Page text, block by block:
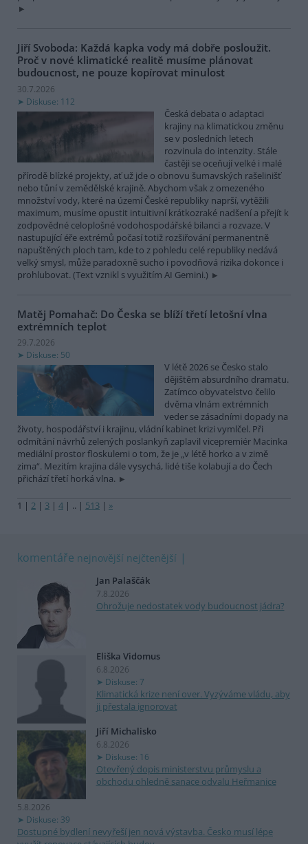
Jiří Svoboda: Každá kapka vody má dobře posloužit.
Proč v nové klimatické realitě musíme plánovat
budoucnost, ne pouze kopírovat minulost
30.7.2026
Diskuse: 112
Česká debata o adaptaci
krajiny na klimatickou změnu
se v posledních letech
rozvinula do intenzity. Stále
častěji se oceňují velké i malé
přírodě blízké projekty, ať už jde o obnovu šumavských rašelinišť
nebo tůní v zemědělské krajině. Abychom však z omezeného
množství vody, které na území České republiky naprší, vytěžili
maximum, musíme opustit intuitivní krátkozraké nadšení a přejít k
zodpovědné celoplošné vodohospodářské bilanci a rozvaze. V
nastupující éře extrémů počasí totiž rozšiřování permanentně
napuštěných ploch tam, kde to z pohledu celé republiky nedává
velký smysl, může paradoxně sucho i povodňová rizika dokonce i
prohlubovat. (Text vznikl s využitím AI Gemini.)
Matěj Pomahač: Do Česka se blíží třetí letošní vlna
extrémních teplot
29.7.2026
Diskuse: 50
V létě 2026 se Česko stalo
dějištěm absurdního dramatu.
Zatímco obyvatelstvo čelilo
dvěma vlnám extrémních
veder se zásadními dopady na
životy, hospodářství i krajinu, vládní kabinet krizi vymlčel. Při
odmítání návrhů zelených poslankyň zaplavil vicepremiér Macinka
mediální prostor floskulemi o tom, že je „v létě horko a v zimě
zima“. Mezitím krajina dále vysychá, lidé tiše kolabují a do Čech
přichází třetí horká vlna.
1 | 2 | 3 | 4 | .. | 513 | »
komentáře nejnovější nejčtenější
Jan Palaščák
7.8.2026
Ohrožuje nedostatek vody budoucnost jádra?
Eliška Vidomus
6.8.2026
Diskuse: 7
Klimatická krize není over. Vyzýváme vládu, aby
ji přestala ignorovat
Jiří Michalisko
6.8.2026
Diskuse: 16
Otevřený dopis ministerstvu průmyslu a
obchodu ohledně sanace odvalu Heřmanice
5.8.2026
Diskuse: 39
Dostupné bydlení nevyřeší jen nová výstavba. Česko musí lépe